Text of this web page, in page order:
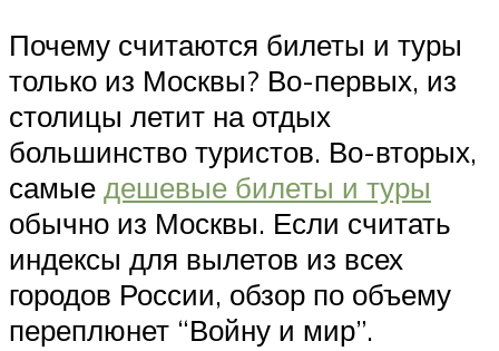
Почему считаются билеты и туры
только из Москвы? Во-первых, из
столицы летит на отдых
большинство туристов. Во-вторых,
самые дешевые билеты и туры
обычно из Москвы. Если считать
индексы для вылетов из всех
городов России, обзор по объему
переплюнет “Войну и мир”.